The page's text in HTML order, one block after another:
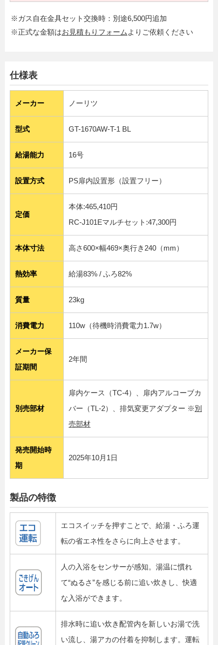
※ガス自在金具セット交換時：別途6,500円追加
※正式な金額はお見積もりフォーム よりご依頼ください
仕様表
メーカー ノーリツ
型式 GT-1670AW-T-1 BL
給湯能力 16号
設置方式 PS扉内設置形（設置フリー）
定価
本体:465,410円
RC-J101Eマルチセット:47,300円
本体寸法 高さ600×幅469×奥行き240（mm）
熱効率 給湯83% / ふろ82%
質量 23kg
消費電力 110w（待機時消費電力1.7w）
メーカー保
証期間
2年間
別売部材
扉内ケース（TC-4）、扉内アルコーブカ
バー（TL-2）、排気変更アダプター ※別
売部材
発売開始時
期
2025年10月1日
製品の特徴
エコスイッチを押すことで、給湯・ふろ運
転の省エネ性をさらに向上させます。
人の入浴をセンサーが感知。湯温に慣れ
て“ぬるさ”を感じる前に追い炊きし、快適
な入浴ができます。
排水時に追い炊き配管内を新しいお湯で洗
い流し、湯アカの付着を抑制します。運転